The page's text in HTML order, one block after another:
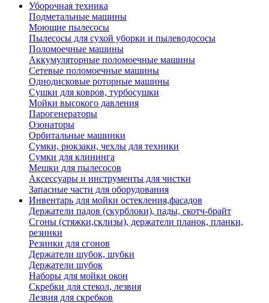
Уборочная техника
Подметальные машины
Моющие пылесосы
Пылесосы для сухой уборки и пылеводососы
Поломоечные машины
Аккумуляторные поломоечные машины
Сетевые поломоечные машины
Однодисковые роторные машины
Сушки для ковров, турбосушки
Мойки высокого давления
Парогенераторы
Озонаторы
Орбитальные машинки
Сумки, рюкзаки, чехлы для техники
Сумки для клининга
Мешки для пылесосов
Аксессуары и инструменты для чистки
Запасные части для оборудования
Инвентарь для мойки остекления,фасадов
Держатели падов (скурблоки), пады, скотч-брайт
Сгоны (стяжки,склизы), держатели планок, планки,
резинки
Резинки для сгонов
Держатели шубок, шубки
Держатели шубок
Наборы для мойки окон
Скребки для стекол, лезвия
Лезвия для скребков